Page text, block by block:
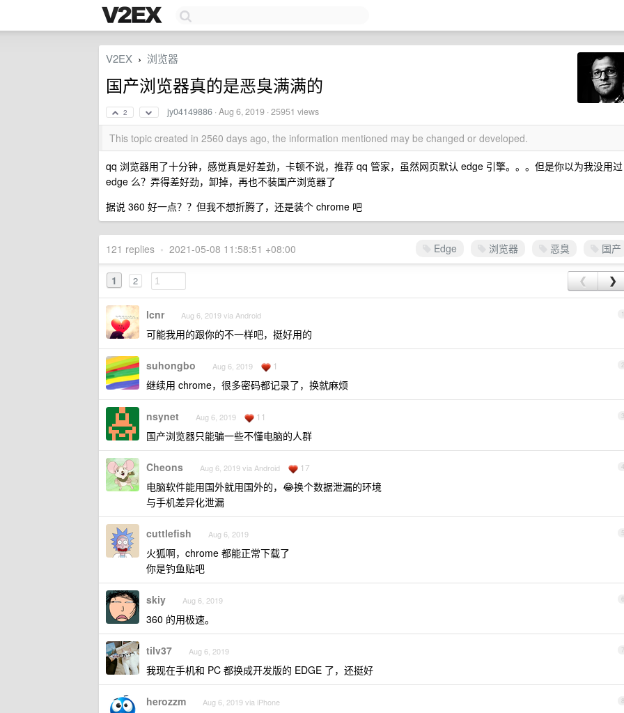
V2EX › 浏览器
国产浏览器真的是恶臭满满的
2 jy04149886 ·Aug 6, 2019 · 25951 views
This topic created in 2560 days ago, the information mentioned may be changed or developed.
qq 浏览器用了十分钟，感觉真是好差劲，卡顿不说，推荐 qq 管家，虽然网页默认 edge 引擎。。。但是你以为我没用过
edge 么？弄得差好劲，卸掉，再也不装国产浏览器了
据说 360 好一点？？但我不想折腾了，还是装个 chrome 吧
Edge 浏览器 恶臭 国产
121 replies • 2021-05-08 11:58:51 +08:00
1 2 ❮ ❯
1
lcnr Aug 6, 2019 via Android
可能我用的跟你的不一样吧，挺好用的
2
suhongbo Aug 6, 2019 1
继续用 chrome，很多密码都记录了，换就麻烦
3
nsynet Aug 6, 2019 11
国产浏览器只能骗一些不懂电脑的人群
4
Cheons Aug 6, 2019 via Android 17
电脑软件能用国外就用国外的，😂换个数据泄漏的环境
与手机差异化泄漏
5
cuttlefish Aug 6, 2019
火狐啊，chrome 都能正常下载了
你是钓鱼贴吧
6
skiy Aug 6, 2019
360 的用极速。
7
tilv37 Aug 6, 2019
我现在手机和 PC 都换成开发版的 EDGE 了，还挺好
8
herozzm Aug 6, 2019 via iPhone